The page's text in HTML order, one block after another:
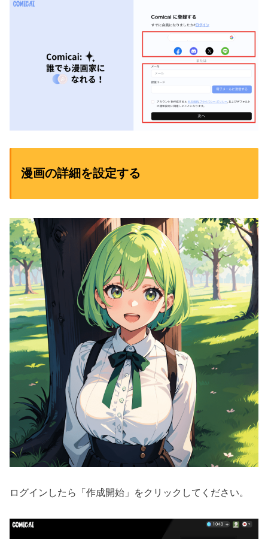
漫画の詳細を設定する
ログインしたら「作成開始」をクリックしてください。